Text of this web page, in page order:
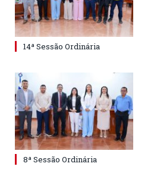
14ª Sessão Ordinária
8ª Sessão Ordinária